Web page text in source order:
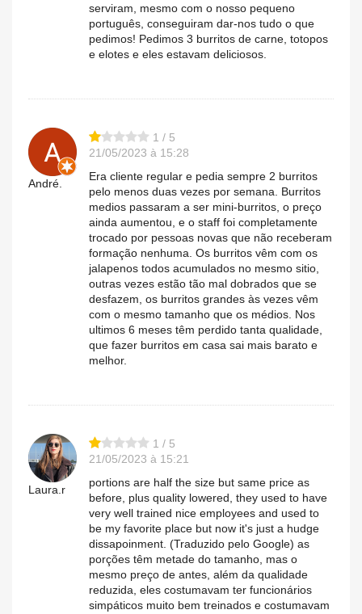
serviram, mesmo com o nosso pequeno
português, conseguiram dar-nos tudo o que
pedimos! Pedimos 3 burritos de carne, totopos
e elotes e eles estavam deliciosos.
André.
1 / 5
21/05/2023 à 15:28
Era cliente regular e pedia sempre 2 burritos
pelo menos duas vezes por semana. Burritos
medios passaram a ser mini-burritos, o preço
ainda aumentou, e o staff foi completamente
trocado por pessoas novas que não receberam
formação nenhuma. Os burritos vêm com os
jalapenos todos acumulados no mesmo sitio,
outras vezes estão tão mal dobrados que se
desfazem, os burritos grandes às vezes vêm
com o mesmo tamanho que os médios. Nos
ultimos 6 meses têm perdido tanta qualidade,
que fazer burritos em casa sai mais barato e
melhor.
Laura.r
1 / 5
21/05/2023 à 15:21
portions are half the size but same price as
before, plus quality lowered, they used to have
very well trained nice employees and used to
be my favorite place but now it's just a hudge
dissapoinment. (Traduzido pelo Google) as
porções têm metade do tamanho, mas o
mesmo preço de antes, além da qualidade
reduzida, eles costumavam ter funcionários
simpáticos muito bem treinados e costumavam